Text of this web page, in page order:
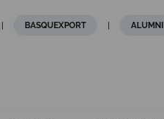
BASQUEXPORT ALUMNI